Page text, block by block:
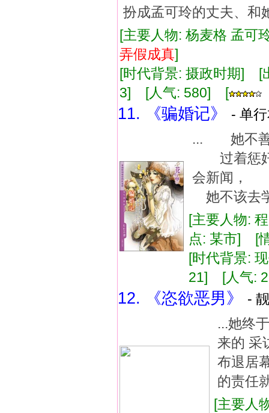
扮成孟可玲的丈夫、
[主要人物: 杨麦格 孟
弄假成真]
[时代背景: 摄政时期] [
3] [人气: 580] [
11. 《骗婚记》
- 单
... 她不善
过着惩
会新闻，
她不该
[主要人物:
点: 某市] [
[时代背景:
21] [人气:
12. 《恣欲恶男》
-
...她终
来的 采
布退居
的责任
[主要人